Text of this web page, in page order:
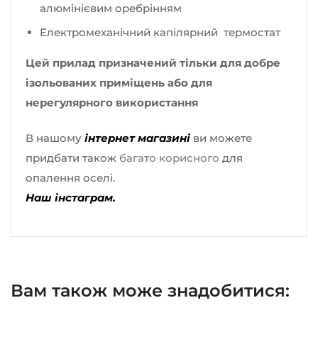
алюмінієвим оребрінням
Електромеханічний капілярний термостат
Цей прилад призначений тільки для добре
ізольованих приміщень або для
нерегулярного використання
В нашому інтернет магазині ви можете
придбати також багато корисного для
опалення оселі.
Наш інстаграм.
Вам також може знадобитися: